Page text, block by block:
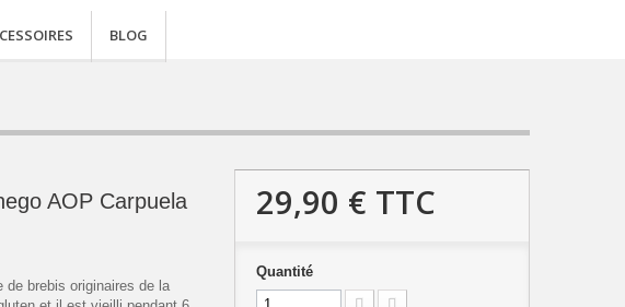
BLOG
AOP Carpuela
de brebis originaires de la
29,90 € TTC
Quantité